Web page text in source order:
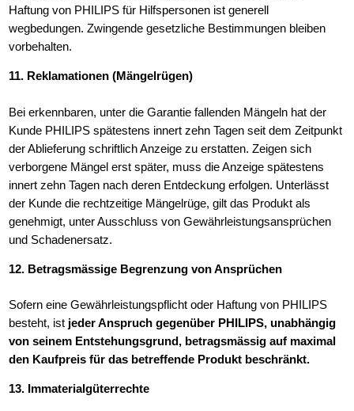
Haftung von PHILIPS für Hilfspersonen ist generell
wegbedungen. Zwingende gesetzliche Bestimmungen bleiben
vorbehalten.
11. Reklamationen (Mängelrügen)
Bei erkennbaren, unter die Garantie fallenden Mängeln hat der
Kunde PHILIPS spätestens innert zehn Tagen seit dem Zeitpunkt
der Ablieferung schriftlich Anzeige zu erstatten. Zeigen sich
verborgene Mängel erst später, muss die Anzeige spätestens
innert zehn Tagen nach deren Entdeckung erfolgen. Unterlässt
der Kunde die rechtzeitige Mängelrüge, gilt das Produkt als
genehmigt, unter Ausschluss von Gewährleistungsansprüchen
und Schadenersatz.
12. Betragsmässige Begrenzung von Ansprüchen
Sofern eine Gewährleistungspflicht oder Haftung von PHILIPS
besteht, ist jeder Anspruch gegenüber PHILIPS, unabhängig
von seinem Entstehungsgrund, betragsmässig auf maximal
den Kaufpreis für das betreffende Produkt beschränkt.
13. Immaterialgüterrechte